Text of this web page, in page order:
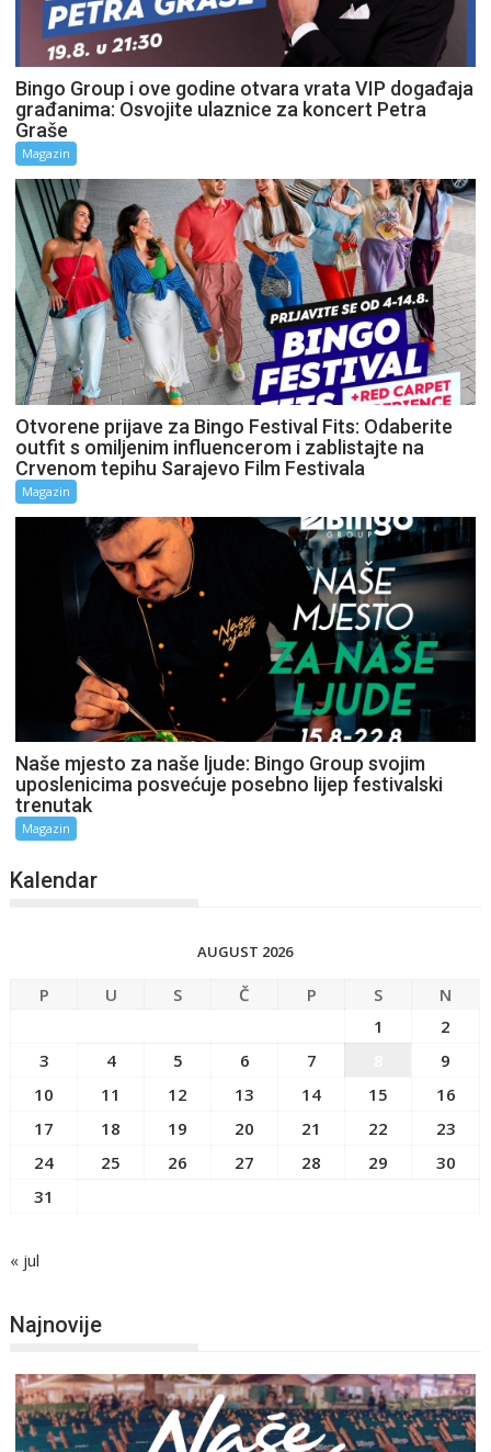
Bingo Group i ove godine otvara vrata VIP događaja
građanima: Osvojite ulaznice za koncert Petra
Graše
Magazin
Otvorene prijave za Bingo Festival Fits: Odaberite
outfit s omiljenim influencerom i zablistajte na
Crvenom tepihu Sarajevo Film Festivala
Magazin
Naše mjesto za naše ljude: Bingo Group svojim
uposlenicima posvećuje posebno lijep festivalski
trenutak
Magazin
Kalendar
AUGUST 2026
P U S Č P S
N
1
2
3
4 5 6 7
9
10
11 12 13 14 15
16
17
18 19 20 21 22
23
24
25 26 27 28 29
30
31
« jul
Najnovije